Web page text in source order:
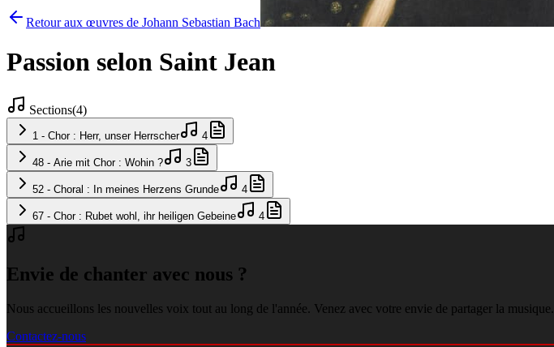
Retour aux œuvres de Johann Sebastian Bach
Passion selon Saint Jean
Sections(4)
1 - Chor : Herr, unser Herrscher 4
48 - Arie mit Chor : Wohin ? 3
52 - Choral : In meines Herzens Grunde 4
67 - Chor : Rubet wohl, ihr heiligen Gebeine 4
Envie de chanter avec nous ?
Nous accueillons les nouvelles voix tout au long de l'année. Venez avec votre envie de partager la musique.
Contactez-nous